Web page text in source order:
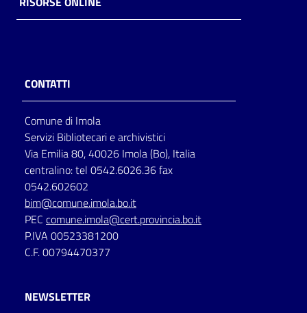
CONTATTI
Comune di Imola
Servizi Bibliotecari e archivistici
Via Emilia 80, 40026 Imola (Bo), Italia
centralino: tel 0542.6026.36 fax
0542.602602
bim@comune.imola.bo.it
PEC comune.imola@cert.provincia.bo.it
P.IVA 00523381200
C.F. 00794470377
NEWSLETTER